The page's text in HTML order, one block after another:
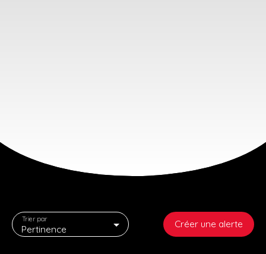
Pertinence
Trier par Créer une alerte